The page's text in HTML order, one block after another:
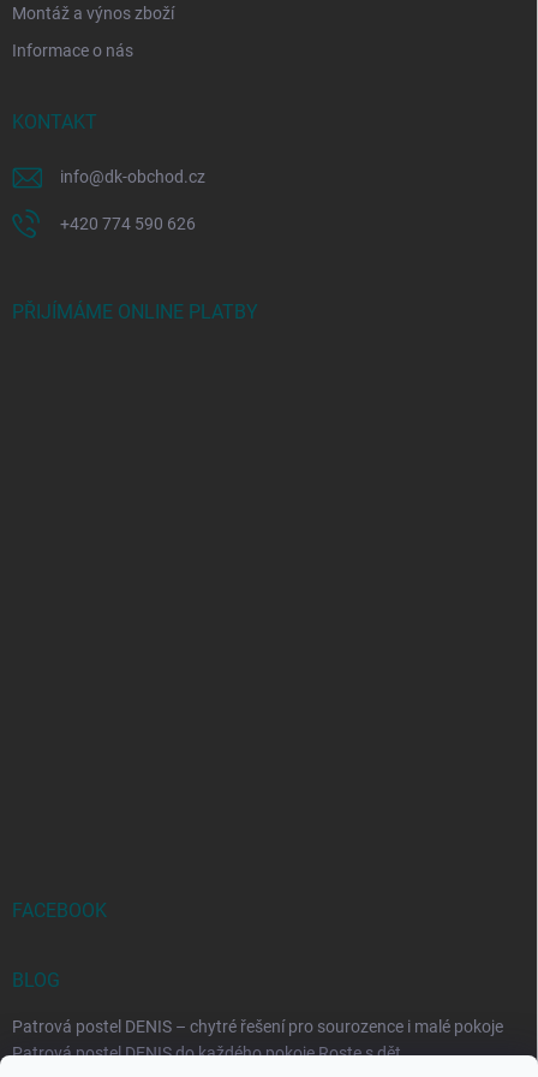
Montáž a výnos zboží
Informace o nás
KONTAKT
info@dk-obchod.cz
+420 774 590 626
PŘIJÍMÁME ONLINE PLATBY
FACEBOOK
BLOG
Patrová postel DENIS – chytré řešení pro sourozence i malé pokoje
Patrová postel DENIS do každého pokoje Roste s dět...